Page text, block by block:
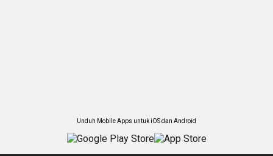
Unduh Mobile Apps untuk iOS dan Android